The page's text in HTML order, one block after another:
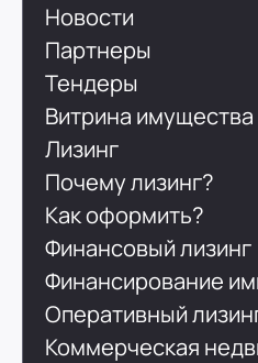
Новости
Партнеры
Тендеры
Витрина имущества
Лизинг
Почему лизинг?
Как оформить?
Финансовый лизинг
Финансирование
Оперативный
Коммерческая